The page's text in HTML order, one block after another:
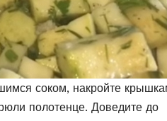
соком, накройте
полотенце. Доведите до